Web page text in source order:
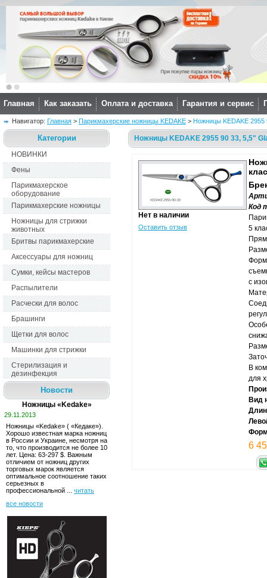
Главная Как заказать Оплата и доставка Гарантия и сервис
Навигатор: Главная > Парикмахерские ножницы KEDAKE > Ножницы KEDAKE 2955
Категории
НОВИНКИ
Фены
Парикмахерское
оборудование
Парикмахерские ножницы
Ножницы для стрижки
животных
Бритвы парикмахерские
Аксессуары для ножниц
Сумки, кейсы мастеров
Распылители
Расчески для волос
Брашинги
Щетки для волос
Машинки для стрижки
Стерилизация и
дезинфекция
Новости
Ножницы «Kedake»
29.11.2013
Ножницы «Kedake» ( «Кедаке»).
Хорошо известная марка ножниц
в России и Украине, несмотря на
то, что производится не более 10
лет. Ценa: 63-297 $. Важным
отличием от ножниц других
торговых марок является
оптимальное соотношение таких
серьезных в
профессиональной ... читать
все новости
Ножницы KEDAKE 2955 90 33, 5,5"
Нет в наличии
Оставить отзыв
Код
5
с
В
для
Вид
6